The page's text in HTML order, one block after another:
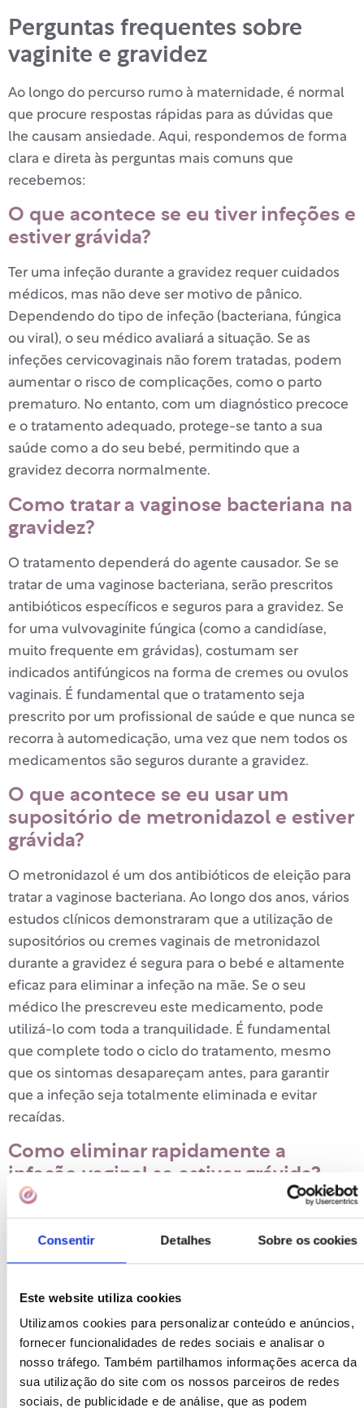
Consentir Detalhes Sobre os cookies
Este website utiliza cookies
Utilizamos cookies para personalizar conteúdo e anúncios,
fornecer funcionalidades de redes sociais e analisar o
nosso tráfego. Também partilhamos informações acerca da
sua utilização do site com os nossos parceiros de redes
sociais, de publicidade e de análise, que as podem
Perguntas frequentes sobre
vaginite e gravidez
Ao longo do percurso rumo à maternidade, é normal
que procure respostas rápidas para as dúvidas que
lhe causam ansiedade. Aqui, respondemos de forma
clara e direta às perguntas mais comuns que
recebemos:
O que acontece se eu tiver infeções e
estiver grávida?
Ter uma infeção durante a gravidez requer cuidados
médicos, mas não deve ser motivo de pânico.
Dependendo do tipo de infeção (bacteriana, fúngica
ou viral), o seu médico avaliará a situação. Se as
infeções cervicovaginais não forem tratadas, podem
aumentar o risco de complicações, como o parto
prematuro. No entanto, com um diagnóstico precoce
e o tratamento adequado, protege-se tanto a sua
saúde como a do seu bebé, permitindo que a
gravidez decorra normalmente.
Como tratar a vaginose bacteriana na
gravidez?
O tratamento dependerá do agente causador. Se se
tratar de uma vaginose bacteriana, serão prescritos
antibióticos específicos e seguros para a gravidez. Se
for uma vulvovaginite fúngica (como a candidíase,
muito frequente em grávidas), costumam ser
indicados antifúngicos na forma de cremes ou ovulos
vaginais. É fundamental que o tratamento seja
prescrito por um profissional de saúde e que nunca se
recorra à automedicação, uma vez que nem todos os
medicamentos são seguros durante a gravidez.
O que acontece se eu usar um
supositório de metronidazol e estiver
grávida?
O metronidazol é um dos antibióticos de eleição para
tratar a vaginose bacteriana. Ao longo dos anos, vários
estudos clínicos demonstraram que a utilização de
supositórios ou cremes vaginais de metronidazol
durante a gravidez é segura para o bebé e altamente
eficaz para eliminar a infeção na mãe. Se o seu
médico lhe prescreveu este medicamento, pode
utilizá-lo com toda a tranquilidade. É fundamental
que complete todo o ciclo do tratamento, mesmo
que os sintomas desapareçam antes, para garantir
que a infeção seja totalmente eliminada e evitar
recaídas.
Como eliminar rapidamente a
infeção vaginal se estiver grávida?
Sabemos que os sintomas são incómodos e que
obstetra para que lhe prescreva o tratamento
farmacológico adequado (antibiótico ou antifúngico).
Deve evitar a todo o custo os «remédios caseiros», as
duchas vaginais e a automedicação, uma vez que
estas práticas podem agravar o desequilíbrio da sua